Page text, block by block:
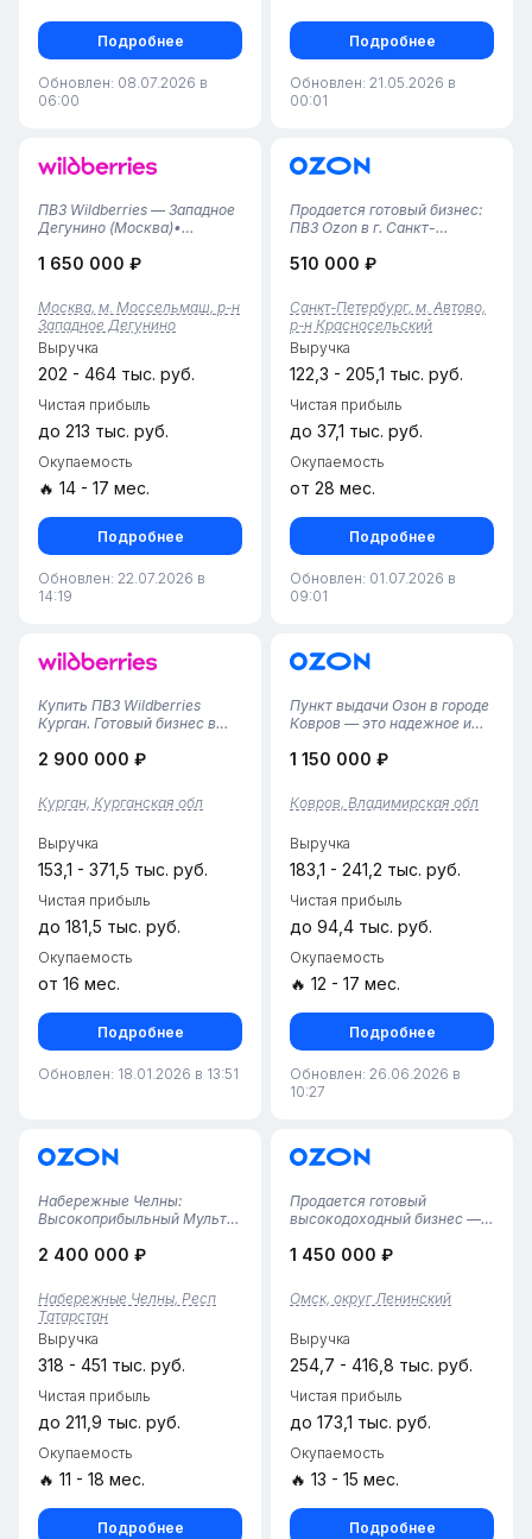
Подробнее
Обновлен: 08.07.2026 в
06:00
Подробнее
Обновлен: 21.05.2026 в
00:01
ПВЗ Wildberries — Западное
Дегунино (Москва)•
Западное Дегунино.
плотной жилой застройкой.•
Тариф: 4,64% (выгодная
ставка для данной зоны).•
Срок работы:...
1 650 000 ₽
Москва, м. Моссельмаш, р-н
Западное Дегунино
Выручка
202 - 464 тыс. руб.
Чистая прибыль
до 213 тыс. руб.
Окупаемость
🔥 14 - 17 мес.
Подробнее
Обновлен: 22.07.2026 в
14:19
Продается готовый бизнес:
ПВЗ Ozon в г. Санкт-
район!Предлагается
успешно развивающийся
бизнес-объект — пункт
выдачи заказов Ozon,
который стабильно
работае...
510 000 ₽
Санкт-Петербург, м. Автово,
р-н Красносельский
Выручка
122,3 - 205,1 тыс. руб.
Чистая прибыль
до 37,1 тыс. руб.
Окупаемость
от 28 мес.
Подробнее
Обновлен: 01.07.2026 в
09:01
Купить ПВЗ Wildberries
Курган. Готовый бизнес в
доход.Продается
заказов Wildberries в
Кургане. Предлагается
в административном ц...
2 900 000 ₽
Курган, Курганская обл
Выручка
153,1 - 371,5 тыс. руб.
Чистая прибыль
до 181,5 тыс. руб.
Окупаемость
от 16 мес.
Подробнее
Обновлен: 18.01.2026 в 13:51
Пункт выдачи Озон в городе
Ковров — это надежное и
получения заказов. С
пункт обеспечивает
комфортные условия для
Здесь работает ком...
1 150 000 ₽
Ковров, Владимирская обл
Выручка
183,1 - 241,2 тыс. руб.
Чистая прибыль
до 94,4 тыс. руб.
Окупаемость
🔥 12 - 17 мес.
Подробнее
Обновлен: 26.06.2026 в
10:27
Набережные Челны:
Высокоприбыльный Мульти
Укомплектованная Команда!
приобретению действующий
мультибрендовый пункт
выдачи заказов Ozon и
Яндекс.Маркет, распо...
2 400 000 ₽
Набережные Челны, Респ
Татарстан
Выручка
318 - 451 тыс. руб.
Чистая прибыль
до 211,9 тыс. руб.
Окупаемость
🔥 11 - 18 мес.
Подробнее
Продается готовый
высокодоходный бизнес —
заказов Ozon и Wildberries в
Объект полностью
автономен, укомплектован
оборудованием.Ключевые
показа...
1 450 000 ₽
Омск, округ Ленинский
Выручка
254,7 - 416,8 тыс. руб.
Чистая прибыль
до 173,1 тыс. руб.
Окупаемость
🔥 13 - 15 мес.
Подробнее